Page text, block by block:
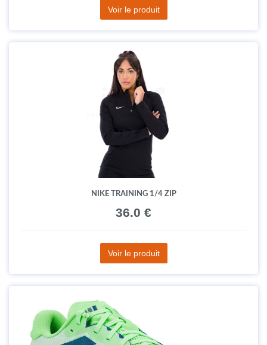
Voir le produit
NIKE TRAINING 1/4 ZIP
36.0 €
Voir le produit